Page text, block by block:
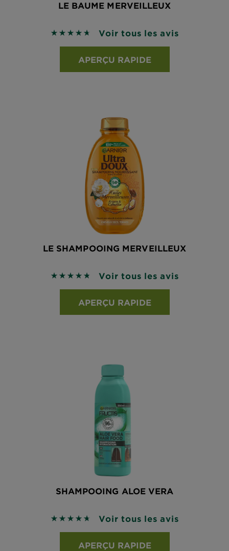
LE BAUME MERVEILLEUX
4.6667 sur 5 étoiles basé sur les avis
Voir tous les avis
APERÇU RAPIDE
LE SHAMPOOING MERVEILLEUX
4.7027 sur 5 étoiles basé sur les avis
Voir tous les avis
APERÇU RAPIDE
SHAMPOOING ALOE VERA
4.6684 sur 5 étoiles basé sur les avis
Voir tous les avis
APERÇU RAPIDE